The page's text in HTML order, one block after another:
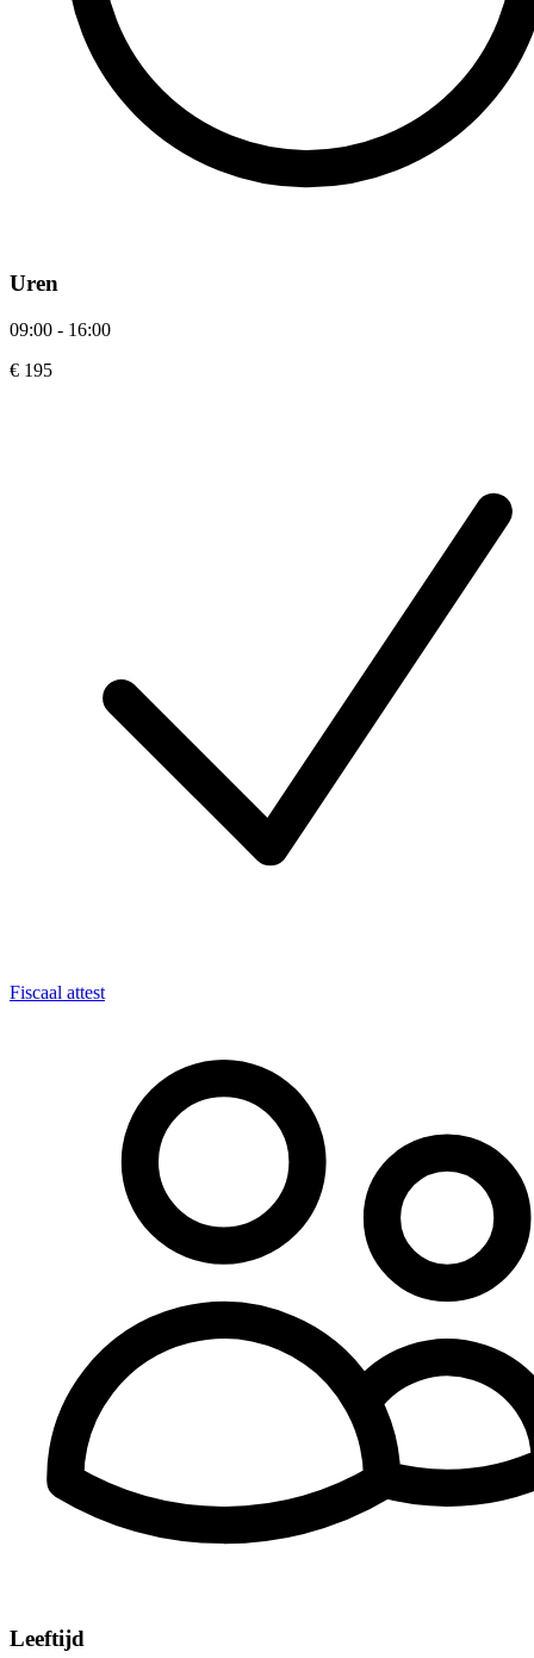
Uren
09:00 - 16:00
€ 195
Fiscaal attest
Leeftijd